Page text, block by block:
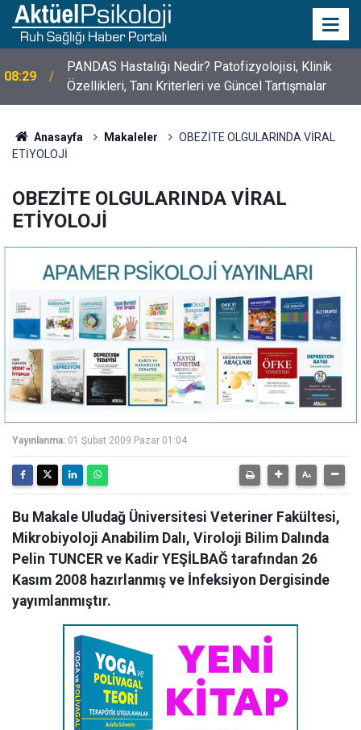
10:30
10 Mayıs Psikologlar Günü Nasıl Ortaya Çıktı? 10
Mayıs Tarihinin Hikayesi
Anasayfa Makaleler
OBEZİTE OLGULARINDA VİRAL
ETİYOLOJİ
OBEZİTE OLGULARINDA VİRAL
ETİYOLOJİ
Yayınlanma: 01 Şubat 2009 Pazar 01:04
Bu Makale Uludağ Üniversitesi Veteriner Fakültesi,
Mikrobiyoloji Anabilim Dalı, Viroloji Bilim Dalında
Pelin TUNCER ve Kadir YEŞİLBAĞ tarafından 26
Kasım 2008 hazırlanmış ve İnfeksiyon Dergisinde
yayımlanmıştır.